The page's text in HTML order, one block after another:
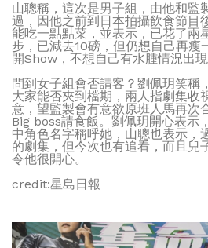
山聰稱，這次是男子組，由他和監
過，因他之前到日本拍攝飲食節目
能吃一點點菜，並表示，已花了兩
步，已減去10磅，但仍想自己再瘦
開Show，不想自己有水腫情況出現
問到女子組會否請客？劉佩玥笑稱
大家能否夾到檔期，兩人指劇集收
意，望監製會有意欲原班人馬再次
Big boss請食飯。劉佩玥開心表示
中角色名字稱呼她，山聰也表示，
的劇集，但今次也有追看，而且兒
令他很開心。
credit:星島日報